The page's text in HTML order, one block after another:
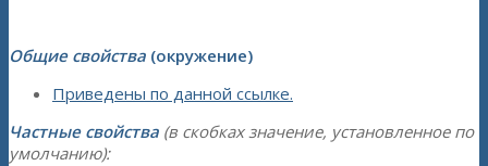
Общие свойства (окружение)
Приведены по данной ссылке.
Частные свойства (в скобках значение, установленное по
умолчанию):